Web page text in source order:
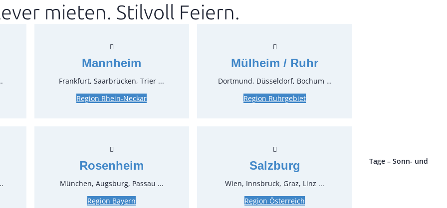
Verpackungseinheit:1Stück
Preise:
inkl. MwSt.
* Preis pro Stück und Mieteinheit (1 Mieteinheit = 3 Tage – Sonn- und
Feiertage ohne Berechnung), zzgl. Endreinigung
mieten. Stilvoll Feiern.
Mannheim
Frankfurt, Saarbrücken, Trier ...
Region Rhein-Neckar
Mülheim / Ruhr
Dortmund, Düsseldorf, Bochum …
Region Ruhrgebiet
Rosenheim
München, Augsburg, Passau ...
Region Bayern
Salzburg
Wien, Innsbruck, Graz, Linz ...
Region Österreich